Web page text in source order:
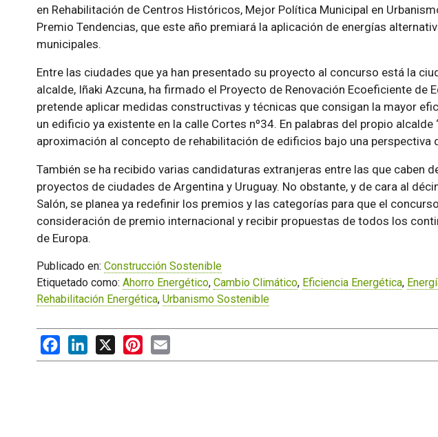
en Rehabilitación de Centros Históricos, Mejor Política Municipal en
Premio Tendencias, que este año premiará la aplicación de energías
municipales.
Entre las ciudades que ya han presentado su proyecto al concurso está la
alcalde, Iñaki Azcuna, ha firmado el Proyecto de Renovación Ecoeficiente de
pretende aplicar medidas constructivas y técnicas que consigan la mayor
un edificio ya existente en la calle Cortes nº34. En palabras del propio alcalde
aproximación al concepto de rehabilitación de edificios bajo una perspectiva
También se ha recibido varias candidaturas extranjeras entre las que caben
proyectos de ciudades de Argentina y Uruguay. No obstante, y de cara al
Salón, se planea ya redefinir los premios y las categorías para que el
consideración de premio internacional y recibir propuestas de todos los
de Europa.
Publicado en: Construcción Sostenible
Etiquetado como: Ahorro Energético, Cambio Climático, Eficiencia Energética,
Rehabilitación Energética, Urbanismo Sostenible
FacebookLinkedIn
X PinterestEmail